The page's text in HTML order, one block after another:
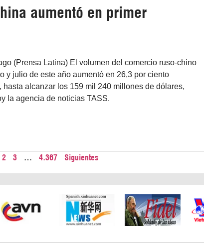
aumentó en primer
(Prensa Latina) El volumen del comercio ruso-chino
y julio de este año aumentó en 26,3 por ciento
hasta alcanzar los 159 mil 240 millones de dólares,
la agencia de noticias TASS.
2 3 … 4.367 Siguientes